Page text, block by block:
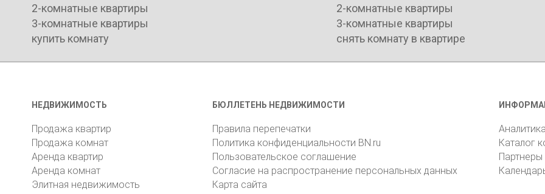
2-комнатные квартиры
3-комнатные квартиры
купить комнату
2-комнатные квартиры
3-комнатные квартиры
снять комнату в квартире
НЕДВИЖИМОСТЬ
Продажа квартир
Продажа комнат
Аренда квартир
Аренда комнат
Элитная недвижимость
БЮЛЛЕТЕНЬ НЕДВИЖИМОСТИ
Правила перепечатки
Политика конфиденциальности BN.ru
Пользовательское соглашение
Согласие на распространение персональных данных
Карта сайта
Каталог
Партнеры